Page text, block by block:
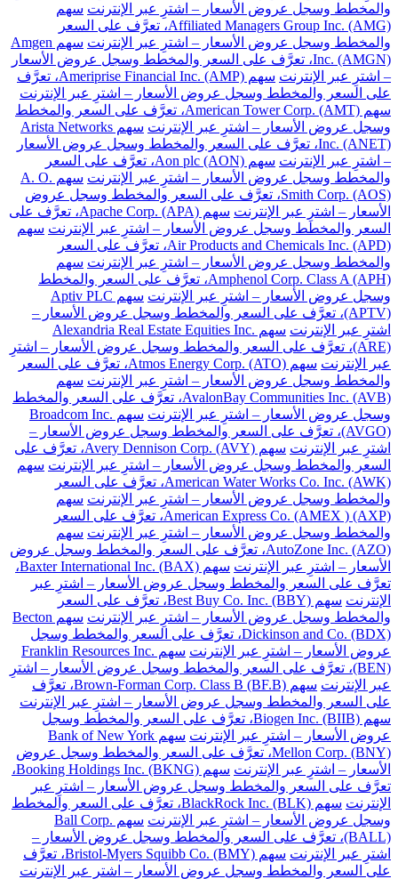
والمخطط وسجل عروض الأسعار – اشترِ عبر الإنترنت سهم
Affiliated Managers Group Inc. (AMG)، تعرَّف على السعر
والمخطط وسجل عروض الأسعار – اشترِ عبر الإنترنت
سهم Amgen
Inc. (AMGN)، تعرَّف على السعر والمخطط وسجل عروض الأسعار
– اشترِ عبر الإنترنت
سهم Ameriprise Financial Inc. (AMP)، تعرَّف
على السعر والمخطط وسجل عروض الأسعار – اشترِ عبر الإنترنت
سهم American Tower Corp. (AMT)، تعرَّف على السعر والمخطط
وسجل عروض الأسعار – اشترِ عبر الإنترنت
سهم Arista Networks
Inc. (ANET)، تعرَّف على السعر والمخطط وسجل عروض الأسعار
– اشترِ عبر الإنترنت
سهم Aon plc (AON)، تعرَّف على السعر
والمخطط وسجل عروض الأسعار – اشترِ عبر الإنترنت
سهم A. O.
Smith Corp. (AOS)، تعرَّف على السعر والمخطط وسجل عروض
الأسعار – اشترِ عبر الإنترنت
سهم Apache Corp. (APA)، تعرَّف على
السعر والمخطط وسجل عروض الأسعار – اشترِ عبر الإنترنت سهم
Air Products and Chemicals Inc. (APD)، تعرَّف على السعر
والمخطط وسجل عروض الأسعار – اشترِ عبر الإنترنت سهم
Amphenol Corp. Class A (APH)، تعرَّف على السعر والمخطط
وسجل عروض الأسعار – اشترِ عبر الإنترنت
سهم Aptiv PLC
(APTV)، تعرَّف على السعر والمخطط وسجل عروض الأسعار –
اشترِ عبر الإنترنت
سهم Alexandria Real Estate Equities Inc.
(ARE)، تعرَّف على السعر والمخطط وسجل عروض الأسعار – اشترِ
عبر الإنترنت
سهم Atmos Energy Corp. (ATO)، تعرَّف على السعر
والمخطط وسجل عروض الأسعار – اشترِ عبر الإنترنت سهم
AvalonBay Communities Inc. (AVB)، تعرَّف على السعر والمخطط
وسجل عروض الأسعار – اشترِ عبر الإنترنت
سهم Broadcom Inc.
(AVGO)، تعرَّف على السعر والمخطط وسجل عروض الأسعار –
اشترِ عبر الإنترنت
سهم Avery Dennison Corp. (AVY)، تعرَّف على
السعر والمخطط وسجل عروض الأسعار – اشترِ عبر الإنترنت سهم
American Water Works Co. Inc. (AWK)، تعرَّف على السعر
والمخطط وسجل عروض الأسعار – اشترِ عبر الإنترنت سهم
American Express Co. (AMEX ) (AXP)، تعرَّف على السعر
والمخطط وسجل عروض الأسعار – اشترِ عبر الإنترنت سهم
AutoZone Inc. (AZO)، تعرَّف على السعر والمخطط وسجل عروض
الأسعار – اشترِ عبر الإنترنت
سهم Baxter International Inc. (BAX)،
تعرَّف على السعر والمخطط وسجل عروض الأسعار – اشترِ عبر
الإنترنت
سهم Best Buy Co. Inc. (BBY)، تعرَّف على السعر
والمخطط وسجل عروض الأسعار – اشترِ عبر الإنترنت
سهم Becton
Dickinson and Co. (BDX)، تعرَّف على السعر والمخطط وسجل
عروض الأسعار – اشترِ عبر الإنترنت
سهم Franklin Resources Inc.
(BEN)، تعرَّف على السعر والمخطط وسجل عروض الأسعار – اشترِ
عبر الإنترنت
سهم Brown-Forman Corp. Class B (BF.B)، تعرَّف
على السعر والمخطط وسجل عروض الأسعار – اشترِ عبر الإنترنت
سهم Biogen Inc. (BIIB)، تعرَّف على السعر والمخطط وسجل
عروض الأسعار – اشترِ عبر الإنترنت
سهم Bank of New York
Mellon Corp. (BNY)، تعرَّف على السعر والمخطط وسجل عروض
الأسعار – اشترِ عبر الإنترنت
سهم Booking Holdings Inc. (BKNG)،
تعرَّف على السعر والمخطط وسجل عروض الأسعار – اشترِ عبر
الإنترنت
سهم BlackRock Inc. (BLK)، تعرَّف على السعر والمخطط
وسجل عروض الأسعار – اشترِ عبر الإنترنت
سهم Ball Corp.
(BALL)، تعرَّف على السعر والمخطط وسجل عروض الأسعار –
اشترِ عبر الإنترنت
سهم Bristol-Myers Squibb Co. (BMY)، تعرَّف
على السعر والمخطط وسجل عروض الأسعار – اشترِ عبر الإنترنت